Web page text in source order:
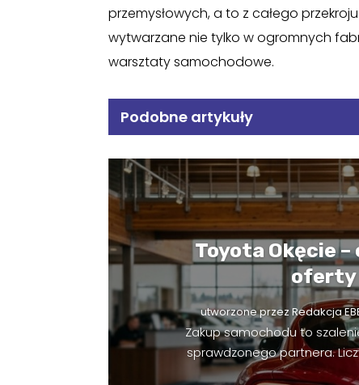
przemysłowych, a to z całego
wytwarzane nie tylko w ogromnych
warsztaty samochodowe.
Podobne artykuły
Toyota Okęcie
oferty
utworzone przez Redakcja
Zakup samochodu to
sprawdzonego partnera.